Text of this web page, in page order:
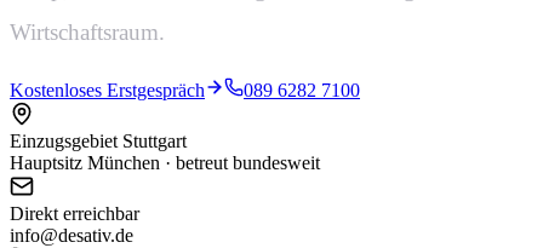
Wirtschaftsraum.
Kostenloses Erstgespräch 089 6282 7100
Einzugsgebiet Stuttgart
Hauptsitz München · betreut bundesweit
Direkt erreichbar
info@desativ.de